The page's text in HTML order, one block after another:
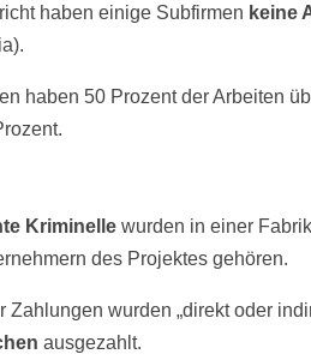
haben einige Subfirmen keine
haben 50 Prozent der Arbeiten
Kriminelle wurden in einer
des Projektes gehören.
Zahlungen wurden „direkt oder
ausgezahlt.